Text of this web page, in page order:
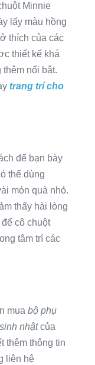
Minnie
lấy màu hồng
thích của các
thiết kế khá
thêm nổi bật.
trang trí cho
để bạn bày
thể dùng
món quà nhỏ.
thấy hài lòng
cô chuột
tâm trí các
mua bộ phụ
nhậtcủa
thêm thông tin
liên hệ